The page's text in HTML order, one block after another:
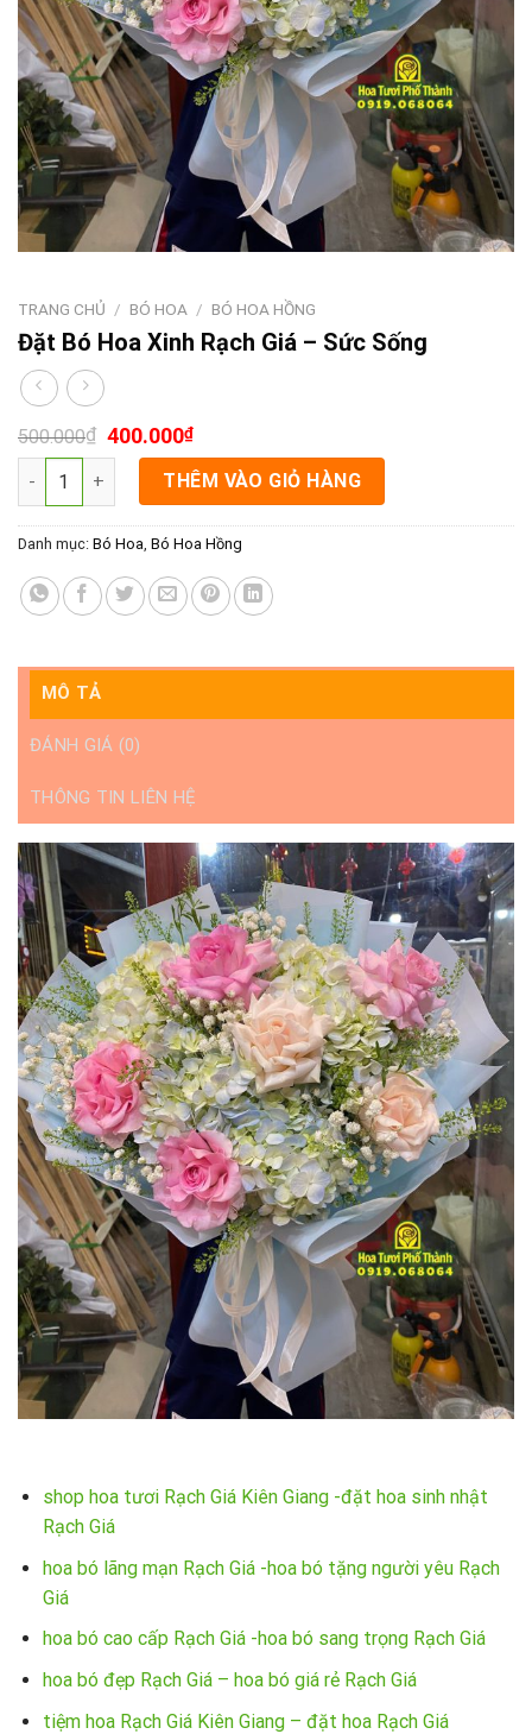
TRANG CHỦ / BÓ HOA / BÓ HOA HỒNG
Đặt Bó Hoa Xinh Rạch Giá – Sức Sống
500.000₫ 400.000₫
Đặt Bó Hoa Xinh Rạch Giá - Sức Sống số lượng
THÊM VÀO GIỎ HÀNG
Danh mục: Bó Hoa Bó Hoa Hồng
MÔ TẢ
ĐÁNH GIÁ (0)
THÔNG TIN LIÊN HỆ
shop hoa tươi Rạch Giá Kiên Giang -đặt hoa sinh nhật
Rạch Giá
hoa bó lãng mạn Rạch Giá -hoa bó tặng người yêu Rạch
Giá
hoa bó cao cấp Rạch Giá -hoa bó sang trọng Rạch Giá
hoa bó đẹp Rạch Giá – hoa bó giá rẻ Rạch Giá
tiệm hoa Rạch Giá Kiên Giang – đặt hoa Rạch Giá